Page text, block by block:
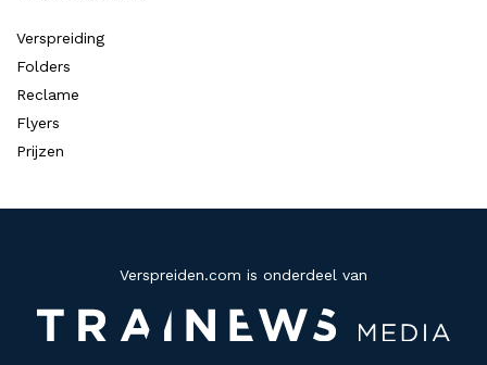
Verspreiding
Folders
Reclame
Flyers
Prijzen
Verspreiden.com is onderdeel van